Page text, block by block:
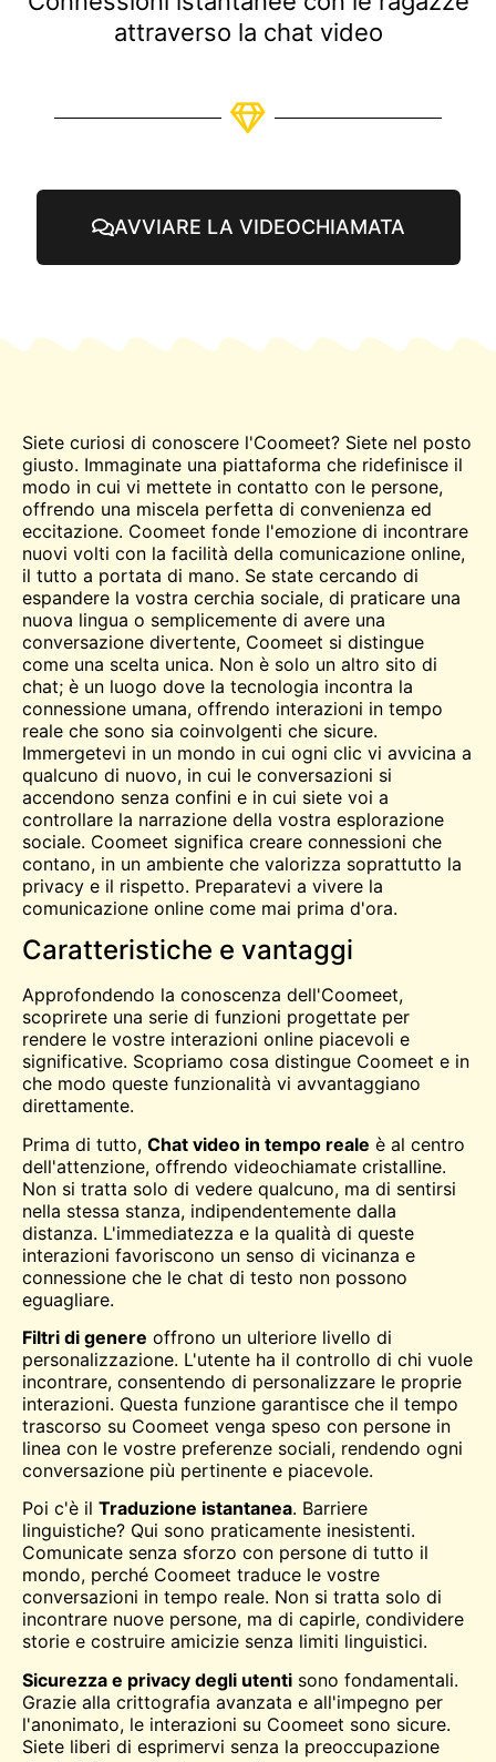
attraverso la chat video
AVVIARE LA VIDEOCHIAMATA
Siete curiosi di conoscere l'Coomeet? Siete nel posto
giusto. Immaginate una piattaforma che ridefinisce il
modo in cui vi mettete in contatto con le persone,
offrendo una miscela perfetta di convenienza ed
eccitazione. Coomeet fonde l'emozione di incontrare
nuovi volti con la facilità della comunicazione online,
il tutto a portata di mano. Se state cercando di
espandere la vostra cerchia sociale, di praticare una
nuova lingua o semplicemente di avere una
conversazione divertente, Coomeet si distingue
come una scelta unica. Non è solo un altro sito di
chat; è un luogo dove la tecnologia incontra la
connessione umana, offrendo interazioni in tempo
reale che sono sia coinvolgenti che sicure.
Immergetevi in un mondo in cui ogni clic vi avvicina a
qualcuno di nuovo, in cui le conversazioni si
accendono senza confini e in cui siete voi a
controllare la narrazione della vostra esplorazione
sociale. Coomeet significa creare connessioni che
contano, in un ambiente che valorizza soprattutto la
privacy e il rispetto. Preparatevi a vivere la
comunicazione online come mai prima d'ora.
Caratteristiche e vantaggi
Approfondendo la conoscenza dell'Coomeet,
scoprirete una serie di funzioni progettate per
rendere le vostre interazioni online piacevoli e
significative. Scopriamo cosa distingue Coomeet e in
che modo queste funzionalità vi avvantaggiano
direttamente.
Prima di tutto, Chat video in tempo reale è al centro
dell'attenzione, offrendo videochiamate cristalline.
Non si tratta solo di vedere qualcuno, ma di sentirsi
nella stessa stanza, indipendentemente dalla
distanza. L'immediatezza e la qualità di queste
interazioni favoriscono un senso di vicinanza e
connessione che le chat di testo non possono
eguagliare.
Filtri di genere offrono un ulteriore livello di
personalizzazione. L'utente ha il controllo di chi vuole
incontrare, consentendo di personalizzare le proprie
interazioni. Questa funzione garantisce che il tempo
trascorso su Coomeet venga speso con persone in
linea con le vostre preferenze sociali, rendendo ogni
conversazione più pertinente e piacevole.
Poi c'è il Traduzione istantanea. Barriere
linguistiche? Qui sono praticamente inesistenti.
Comunicate senza sforzo con persone di tutto il
mondo, perché Coomeet traduce le vostre
conversazioni in tempo reale. Non si tratta solo di
incontrare nuove persone, ma di capirle, condividere
storie e costruire amicizie senza limiti linguistici.
Sicurezza e privacy degli utenti sono fondamentali.
Grazie alla crittografia avanzata e all'impegno per
l'anonimato, le interazioni su Coomeet sono sicure.
Siete liberi di esprimervi senza la preoccupazione